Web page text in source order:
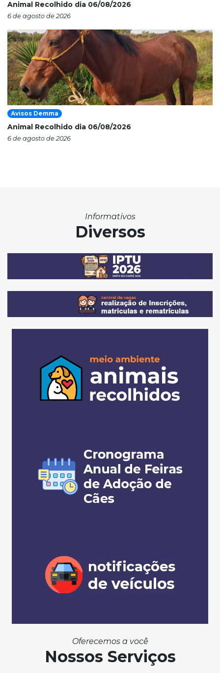
Animal Recolhido dia 06/08/2026
6 de agosto de 2026
Avisos Demma
Animal Recolhido dia 06/08/2026
6 de agosto de 2026
Informativos
Diversos
Oferecemos a você
Nossos Serviços